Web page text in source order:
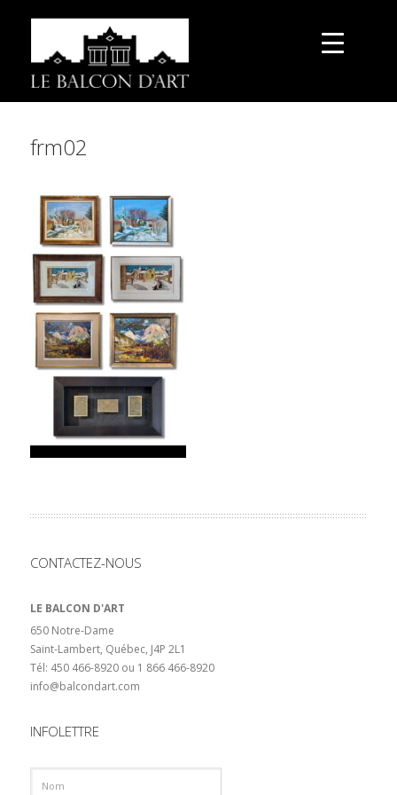
frm02
CONTACTEZ-NOUS
LE BALCON D'ART
650 Notre-Dame
Saint-Lambert, Québec, J4P 2L1
Tél: 450 466-8920 ou 1 866 466-8920
info@balcondart.com
INFOLETTRE